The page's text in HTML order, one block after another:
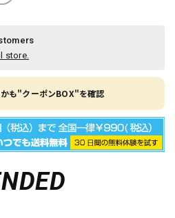
store.
も"クーポンBOX"を確認